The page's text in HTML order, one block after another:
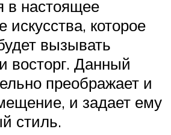
в настоящее
искусства, которое
вызывать
восторг. Данный
преображает и
и задает ему
стиль.